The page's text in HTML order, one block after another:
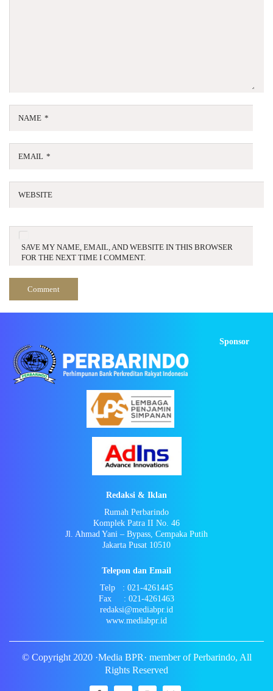
NAME *
EMAIL *
WEBSITE
SAVE MY NAME, EMAIL, AND WEBSITE IN THIS BROWSER
FOR THE NEXT TIME I COMMENT.
Sponsor
Redaksi & Iklan
Rumah Perbarindo
Komplek Patra II No. 46
Jl. Ahmad Yani – Bypass, Cempaka Putih
Jakarta Pusat 10510
Telepon dan Email
Telp : 021-4261445
Fax : 021-4261463
redaksi@mediabpr.id
www.mediabpr.id
© Copyright 2020 ·Media BPR· member of Perbarindo, All
Rights Reserved